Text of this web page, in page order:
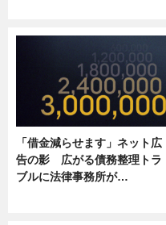
「借金減らせます」ネット広
告の影 広がる債務整理トラ
ブルに法律事務所が…